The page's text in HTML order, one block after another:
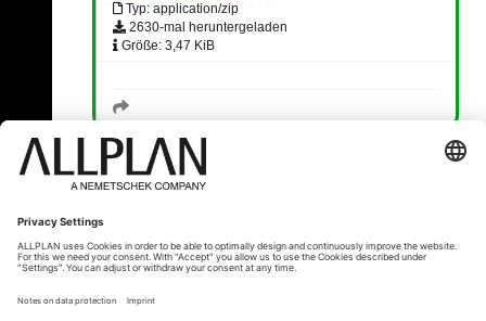
Typ: application/zip
2630-mal heruntergeladen
Größe: 3,47 KiB
« Zurück